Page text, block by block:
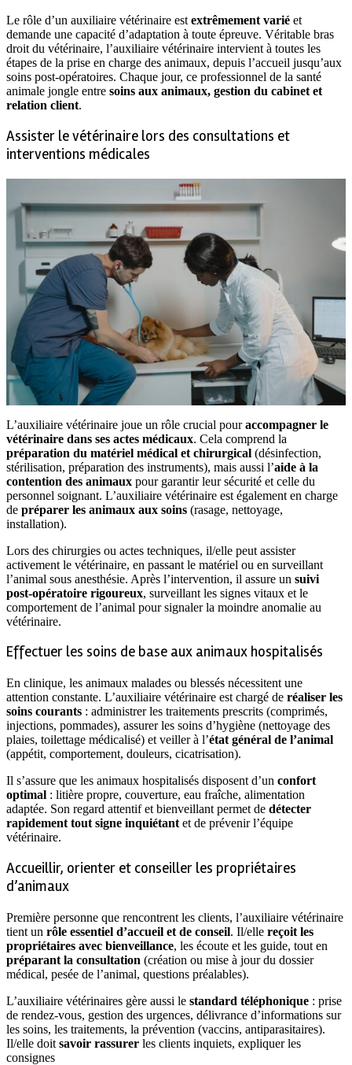
Le rôle d’un auxiliaire vétérinaire est extrêmement varié et
demande une capacité d’adaptation à toute épreuve. Véritable bras
droit du vétérinaire, l’auxiliaire vétérinaire intervient à toutes les
étapes de la prise en charge des animaux, depuis l’accueil jusqu’aux
soins post-opératoires. Chaque jour, ce professionnel de la santé
animale jongle entre soins aux animaux, gestion du cabinet et
relation client.
Assister le vétérinaire lors des consultations et
interventions médicales
L’auxiliaire vétérinaire joue un rôle crucial pouraccompagner le
vétérinaire dans ses actes médicaux. Cela comprend la
préparation du matériel médical et chirurgical (désinfection,
stérilisation, préparation des instruments), mais aussi l’aide à la
contention des animaux pour garantir leur sécurité et celle du
personnel soignant. L’auxiliaire vétérinaire est également en charge
de préparer les animaux aux soins (rasage, nettoyage,
installation).
Lors des chirurgies ou actes techniques, il/elle peut assister
activement le vétérinaire, en passant le matériel ou en surveillant
l’animal sous anesthésie. Après l’intervention, il assure un suivi
post-opératoire rigoureux, surveillant les signes vitaux et le
comportement de l’animal pour signaler la moindre anomalie au
vétérinaire.
Effectuer les soins de base aux animaux hospitalisés
En clinique, les animaux malades ou blessés nécessitent une
attention constante. L’auxiliaire vétérinaire est chargé de réaliser les
soins courants : administrer les traitements prescrits (comprimés,
injections, pommades), assurer les soins d’hygiène (nettoyage des
plaies, toilettage médicalisé) et veiller à l’état général de l’animal
(appétit, comportement, douleurs, cicatrisation).
Il s’assure que les animaux hospitalisés disposent d’un confort
optimal : litière propre, couverture, eau fraîche, alimentation
adaptée. Son regard attentif et bienveillant permet de détecter
rapidement tout signe inquiétant et de prévenir l’équipe
vétérinaire.
Accueillir, orienter et conseiller les propriétaires
d’animaux
Première personne que rencontrent les clients, l’auxiliaire vétérinaire
tient un rôle essentiel d’accueil et de conseil. Il/elle reçoit les
propriétaires avec bienveillance, les écoute et les guide, tout en
préparant la consultation (création ou mise à jour du dossier
médical, pesée de l’animal, questions préalables).
L’auxiliaire vétérinaires gère aussi le standard téléphonique : prise
de rendez-vous, gestion des urgences, délivrance d’informations sur
les soins, les traitements, la prévention (vaccins, antiparasitaires).
Il/elle doit savoir rassurer les clients inquiets, expliquer les
consignes